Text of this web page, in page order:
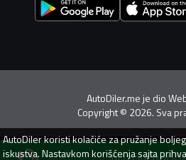
AutoDiler.me je dio
Copyright© 2026. Sva
AutoDilerkoristi kolačiće za pružanje
iskustva. Nastavkom korišćenja sajta